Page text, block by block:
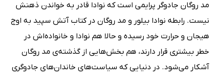
مد روگان جادوگر پرایمی است که نوادا قادر به خواندن ذهنش
نیست. رابطه نوادا بیلور و مد روگان در کتاب آتش سپید به اوج
هیجان و حرارت خود رسیده و حالا هم نوادا و خانواده‌اش در
خطر بیشتری قرار دارند، هم بخش‌هایی از گذشته‌ی مد روگان
آشکار می‌شود. در دنیایی که سیاست‌های خاندان‌های جادوگری